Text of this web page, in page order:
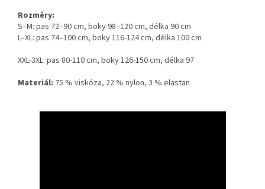
Rozměry:
S–M: pas 72–90 cm, boky 98–120 cm, délka 90 cm
L–XL: pas 74–100 cm, boky 116-124 cm, délka 100 cm
XXL-3XL: pas 80-110 cm, boky 126-150 cm, délka 97
Materiál: 75 % viskóza, 22 % nylon, 3 % elastan